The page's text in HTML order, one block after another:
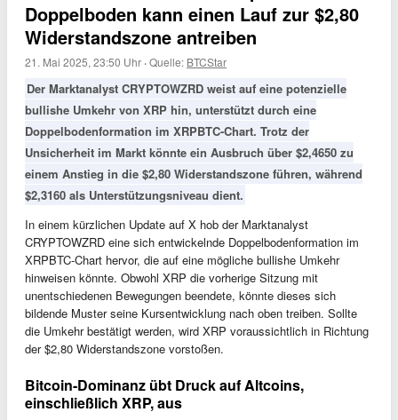
Doppelboden kann einen Lauf zur $2,80
Widerstandszone antreiben
21. Mai 2025, 23:50 Uhr ·Quelle: BTCStar
Der Marktanalyst CRYPTOWZRD weist auf eine potenzielle
bullishe Umkehr von XRP hin, unterstützt durch eine
Doppelbodenformation im XRPBTC-Chart. Trotz der
Unsicherheit im Markt könnte ein Ausbruch über $2,4650 zu
einem Anstieg in die $2,80 Widerstandszone führen, während
$2,3160 als Unterstützungsniveau dient.
In einem kürzlichen Update auf X hob der Marktanalyst
CRYPTOWZRD eine sich entwickelnde Doppelbodenformation im
XRPBTC-Chart hervor, die auf eine mögliche bullishe Umkehr
hinweisen könnte. Obwohl XRP die vorherige Sitzung mit
unentschiedenen Bewegungen beendete, könnte dieses sich
bildende Muster seine Kursentwicklung nach oben treiben. Sollte
die Umkehr bestätigt werden, wird XRP voraussichtlich in Richtung
der $2,80 Widerstandszone vorstoßen.
Bitcoin-Dominanz übt Druck auf Altcoins,
einschließlich XRP, aus